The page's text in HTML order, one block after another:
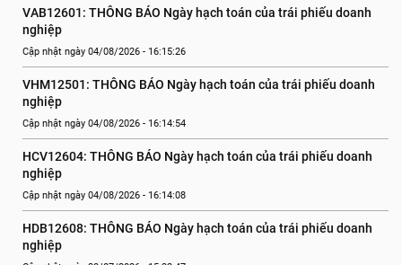
VAB12601: THÔNG BÁO Ngày hạch toán của trái phiếu doanh
nghiệp
Cập nhật ngày 04/08/2026 - 16:15:26
VHM12501: THÔNG BÁO Ngày hạch toán của trái phiếu doanh
nghiệp
Cập nhật ngày 04/08/2026 - 16:14:54
HCV12604: THÔNG BÁO Ngày hạch toán của trái phiếu doanh
nghiệp
Cập nhật ngày 04/08/2026 - 16:14:08
HDB12608: THÔNG BÁO Ngày hạch toán của trái phiếu doanh
nghiệp